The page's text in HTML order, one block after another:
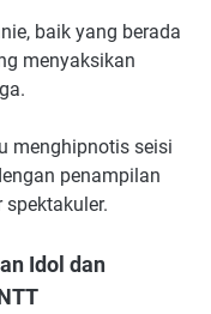
baik yang berada
menyaksikan
menghipnotis seisi
penampilan
spektakuler.
Idol dan